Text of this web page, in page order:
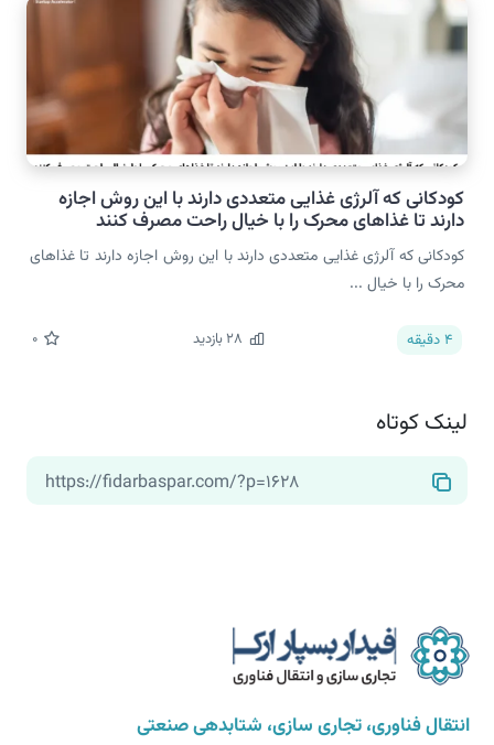
کودکانی که آلرژی غذایی متعددی دارند با این روش اجازه
دارند تا غذاهای محرک را با خیال راحت مصرف کنند
کودکانی که آلرژی غذایی متعددی دارند با این روش اجازه دارند تا غذاهای
محرک را با خیال ...
4 دقیقه 28 بازدید 0
لینک کوتاه
انتقال فناوری، تجاری سازی، شتابدهی صنعتی